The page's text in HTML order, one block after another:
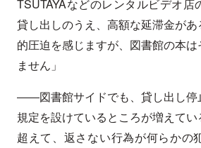
TSUTAYAなどのレンタルビデオ店
貸し出しのうえ、高額な延滞金が
的圧迫を感じますが、図書館の本は
ません」
――図書館サイドでも、貸し出し停
規定を設けているところが増えて
超えて、返さない行為が何らかの